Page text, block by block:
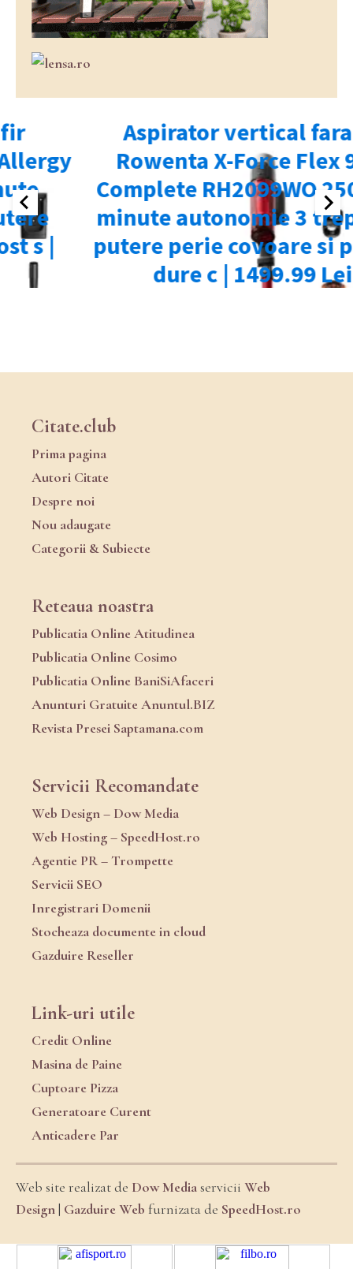
Citate.club
Prima pagina
Autori Citate
Despre noi
Nou adaugate
Categorii & Subiecte
Reteaua noastra
Publicatia Online Atitudinea
Publicatia Online Cosimo
Publicatia Online BaniSiAfaceri
Anunturi Gratuite Anuntul.BIZ
Revista Presei Saptamana.com
Servicii Recomandate
Web Design – Dow Media
Web Hosting – SpeedHost.ro
Agentie PR – Trompette
Servicii SEO
Inregistrari Domenii
Stocheaza documente in cloud
Gazduire Reseller
Link-uri utile
Credit Online
Masina de Paine
Cuptoare Pizza
Generatoare Curent
Anticadere Par
Web site realizat de Dow Mediaservicii Web
Design| Gazduire Web furnizata de SpeedHost.ro